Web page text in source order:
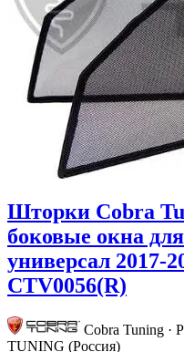
Шторки Cobra
боковые окна
универсал 2017-
CTV0056(R)
Cobra Tuning ·
TUNING (Россия)